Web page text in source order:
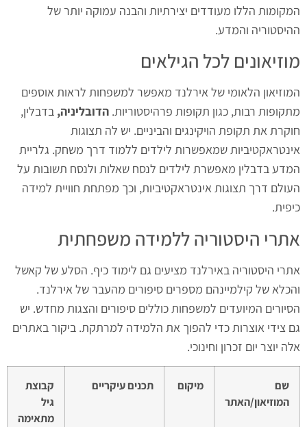
המקומות הללו מעודדים יצירתיות והבנה עמוקה יותר של
ההיסטוריה והמדע.
מוזיאונים לכל הגילאים
המוזיאון הלאומי של אירלנד מאפשר למשפחות לראות אוספים
מתקופות רבות, כגון תקופות פרהיסטוריות. הדובליניה, בדבלין,
חוקרת את תקופת הויקינגים והביניים. יש לה תצוגות
אינטראקטיביות שמאפשרות לילדים ללמוד דרך משחק. גלריית
המדע בדבלין מאפשרת לילדים לנסח שאלות ולנסח תשובות על
העולם דרך תצוגות אינטראקטיביות, וכך מפתחת חוויית למידה
כיפית.
אתרי היסטוריה ללמידה משפחתית
אתרי היסטוריה באירלנד מציעים גם לימוד כיף. הסלע של קאשל
והכלא של קילמיינהם מספרים סיפורים מהעבר של אירלנד.
הסיורים המיועדים למשפחות כוללים סיפורים והצגות מחדש. יש
גם צידי אוצרות כדי להפוך את הלמידה למרתקת. ביקור באתרים
אלה יוצר יום זכרון וחינוכי.
שם
המוזיאון/האתר
מיקום תכנים עיקריים
קבוצת
גיל
מתאימה